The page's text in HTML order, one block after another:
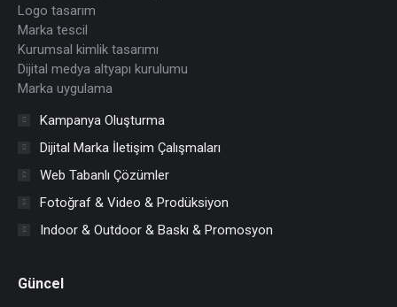
Logo tasarım
Marka tescil
Kurumsal kimlik tasarımı
Dijital medya altyapı kurulumu
Marka uygulama
Kampanya Oluşturma
Dijital Marka İletişim Çalışmaları
Web Tabanlı Çözümler
Fotoğraf & Video & Prodüksiyon
Indoor & Outdoor & Baskı & Promosyon
Güncel